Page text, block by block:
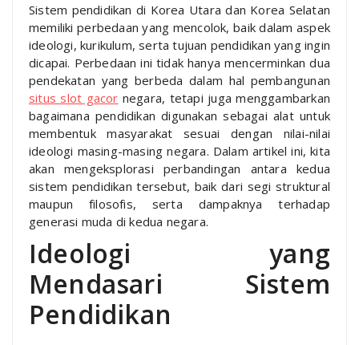
Sistem pendidikan di Korea Utara dan Korea Selatan
memiliki perbedaan yang mencolok, baik dalam aspek
ideologi, kurikulum, serta tujuan pendidikan yang ingin
dicapai. Perbedaan ini tidak hanya mencerminkan dua
pendekatan yang berbeda dalam hal pembangunan
situs slot gacor negara, tetapi juga menggambarkan
bagaimana pendidikan digunakan sebagai alat untuk
membentuk masyarakat sesuai dengan nilai-nilai
ideologi masing-masing negara. Dalam artikel ini, kita
akan mengeksplorasi perbandingan antara kedua
sistem pendidikan tersebut, baik dari segi struktural
maupun filosofis, serta dampaknya terhadap
generasi muda di kedua negara.
Ideologi yang
Mendasari Sistem
Pendidikan